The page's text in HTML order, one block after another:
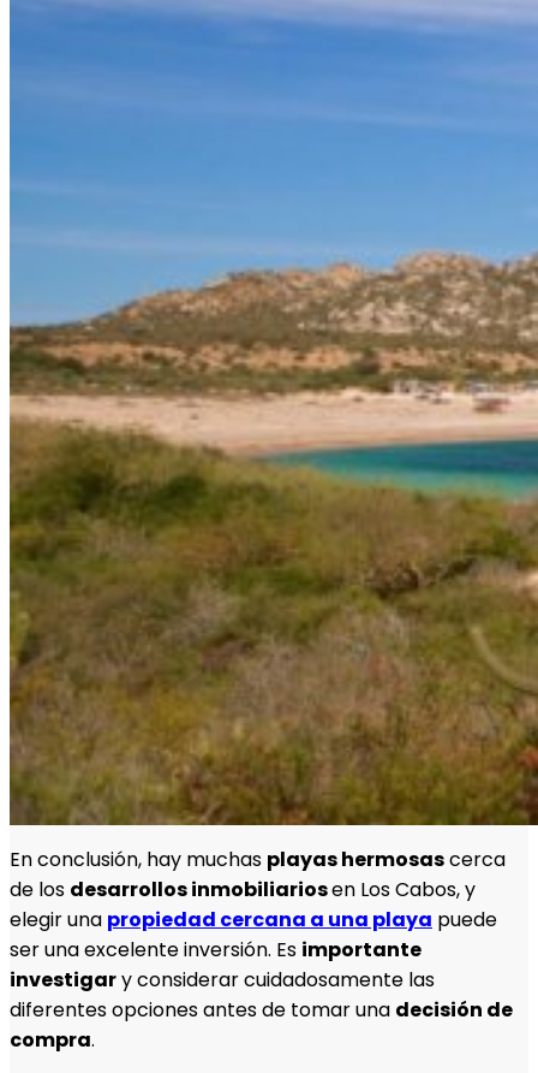
En conclusión, hay muchas playas hermosascerca
de los desarrollos inmobiliariosen Los Cabos, y
elegir una propiedad cercana a una playa puede
ser una excelente inversión. Es importante
investigary considerar cuidadosamente las
diferentes opciones antes de tomar una decisión de
compra.